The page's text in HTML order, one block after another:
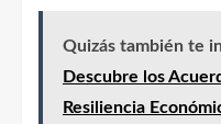
Quizás también te
Descubre los
Resiliencia